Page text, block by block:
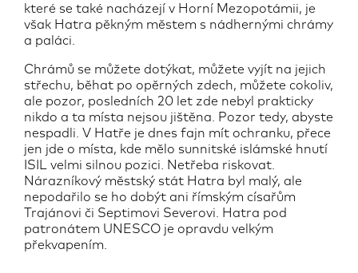
které se také nacházejí v Horní Mezopotámii, je
však Hatra pěkným městem s nádhernými chrámy
a paláci.
Chrámů se můžete dotýkat, můžete vyjít na jejich
střechu, běhat po opěrných zdech, můžete cokoliv,
ale pozor, posledních 20 let zde nebyl prakticky
nikdo a ta místa nejsou jištěna. Pozor tedy, abyste
nespadli. V Hatře je dnes fajn mít ochranku, přece
jen jde o místa, kde mělo sunnitské islámské hnutí
ISIL velmi silnou pozici. Netřeba riskovat.
Nárazníkový městský stát Hatra byl malý, ale
nepodařilo se ho dobýt ani římským císařům
Trajánovi či Septimovi Severovi. Hatra pod
patronátem UNESCO je opravdu velkým
překvapením.